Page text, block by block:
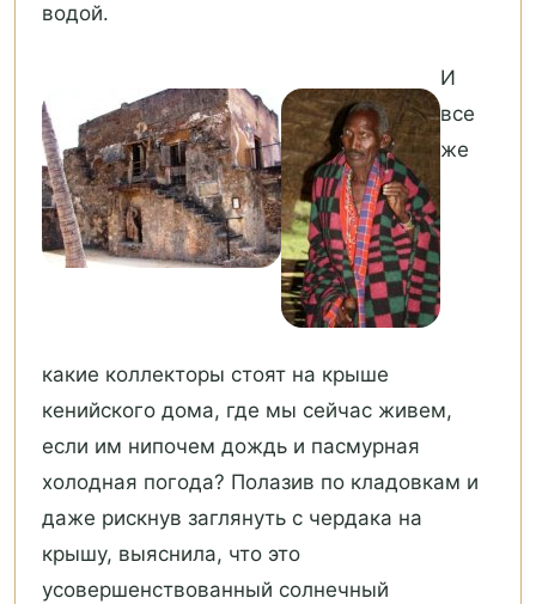
водой.
И
все
же
какие коллекторы стоят на крыше
кенийского дома, где мы сейчас живем,
если им нипочем дождь и пасмурная
холодная погода? Полазив по кладовкам и
даже рискнув заглянуть с чердака на
крышу, выяснила, что это
усовершенствованный солнечный